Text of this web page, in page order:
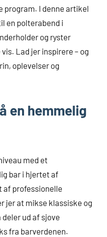
I denne artikel
en polterabend i
og ryster
Lad jer inspirere – og
oplevelser og
en hemmelig
med et
bar i hjertet af
af professionelle
jer at mikse klassiske og
ud af sjove
fra barverdenen.